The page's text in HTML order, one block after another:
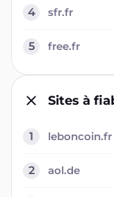
4 sfr.fr
5 free.fr
Sites à
1 leboncoin.fr
2 aol.de